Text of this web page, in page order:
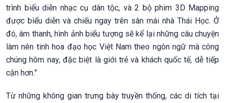
trình biểu diễn nhạc cụ dân tộc, và 2 bộ phim 3D Mapping
được biểu diễn và chiếu ngay trên sân mái nhà Thái Học. Ở
đó, âm thanh, hình ảnh biểu tượng sẽ kể lại những câu chuyện
làm nên tinh hoa đạo học Việt Nam theo ngôn ngữ mà công
chúng hôm nay, đặc biệt là giới trẻ và khách quốc tế, dễ tiếp
cận hơn.”
Từ những không gian trưng bày truyền thống, các di tích tại